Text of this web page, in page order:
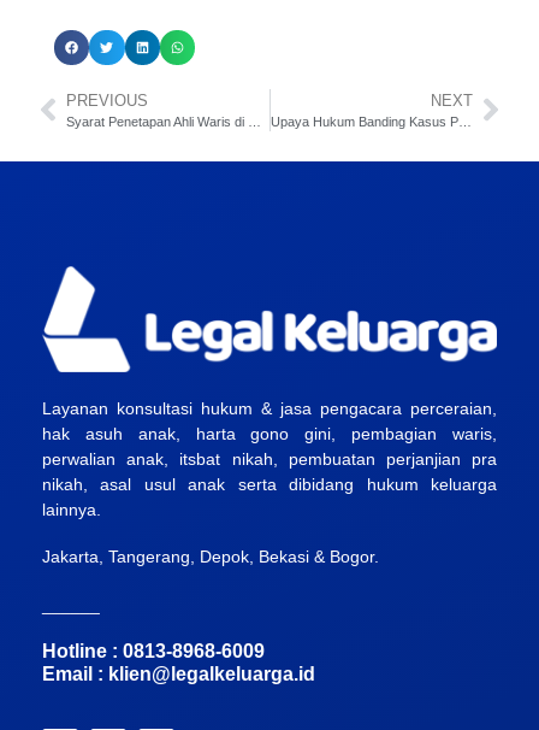
PREVIOUS NEXT
Upaya Hukum Banding Kasus Perceraian
Layanan konsultasi hukum & jasa pengacara perceraian,
hak asuh anak, harta gono gini, pembagian waris,
perwalian anak, itsbat nikah, pembuatan perjanjian pra
nikah, asal usul anak serta dibidang hukum keluarga
lainnya.
Jakarta, Tangerang, Depok, Bekasi & Bogor.
Hotline : 0813-8968-6009
Email : klien@legalkeluarga.id